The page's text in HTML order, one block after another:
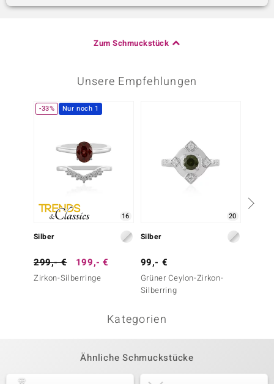
Zum Schmuckstück
Unsere Empfehlungen
-33% Nur noch 1
16
Silber
299,- € 199,- €
Zirkon-Silberringe
20
Silber
99,- €
Grüner Ceylon-Zirkon-
Silberring
Kategorien
Ähnliche Schmuckstücke